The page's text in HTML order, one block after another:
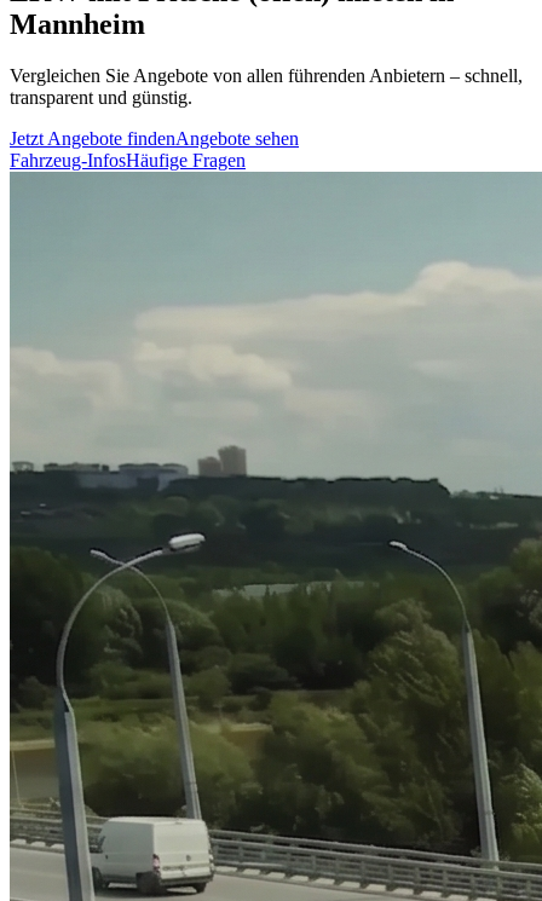
Mannheim
Vergleichen Sie Angebote von allen führenden Anbietern – schnell,
transparent und günstig.
Jetzt Angebote findenAngebote sehen
Fahrzeug-InfosHäufige Fragen